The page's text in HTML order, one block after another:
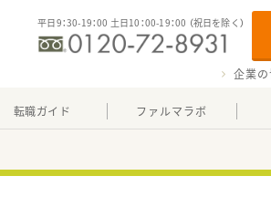
平日9：30-19：00 土日10：00-19：00 （祝日を除く）
企業
転職ガイド ファルマラボ